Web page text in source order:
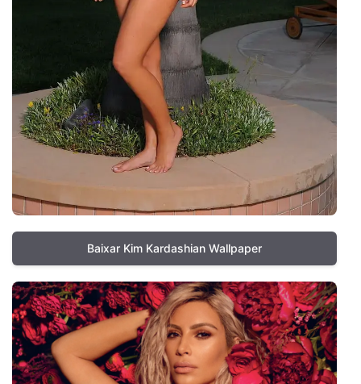
Baixar Kim Kardashian Wallpaper